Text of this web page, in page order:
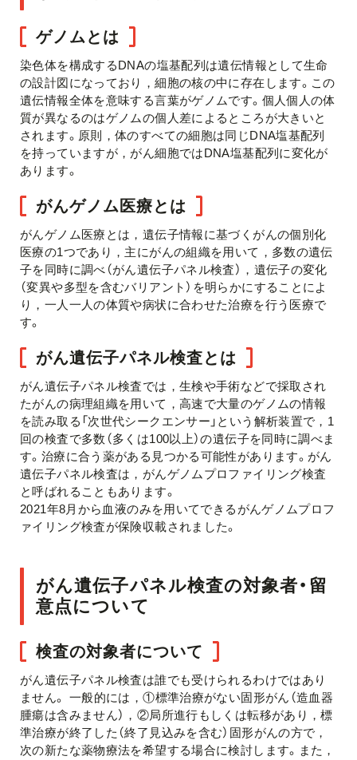
ゲノムとは
染色体を構成するDNAの塩基配列は遺伝情報として生命
の設計図になっており，細胞の核の中に存在します。この
遺伝情報全体を意味する言葉がゲノムです。個人個人の体
質が異なるのはゲノムの個人差によるところが大きいと
されます。原則，体のすべての細胞は同じDNA塩基配列
を持っていますが，がん細胞ではDNA塩基配列に変化が
あります。
がんゲノム医療とは
がんゲノム医療とは，遺伝子情報に基づくがんの個別化
医療の1つであり，主にがんの組織を用いて，多数の遺伝
子を同時に調べ（がん遺伝子パネル検査），遺伝子の変化
（変異や多型を含むバリアント）を明らかにすることによ
り，一人一人の体質や病状に合わせた治療を行う医療で
す。
がん遺伝子パネル検査とは
がん遺伝子パネル検査では，生検や手術などで採取され
たがんの病理組織を用いて，高速で大量のゲノムの情報
を読み取る「次世代シークエンサー」という解析装置で，1
回の検査で多数（多くは100以上）の遺伝子を同時に調べま
す。治療に合う薬がある見つかる可能性があります。がん
遺伝子パネル検査は，がんゲノムプロファイリング検査
と呼ばれることもあります。
2021年8月から血液のみを用いてできるがんゲノムプロフ
ァイリング検査が保険収載されました。
がん遺伝子パネル検査の対象者・留
意点について
検査の対象者について
がん遺伝子パネル検査は誰でも受けられるわけではあり
ません。 一般的には，①標準治療がない固形がん（造血器
腫瘍は含みません），②局所進行もしくは転移があり，標
準治療が終了した（終了見込みを含む）固形がんの方で，
次の新たな薬物療法を希望する場合に検討します。また，